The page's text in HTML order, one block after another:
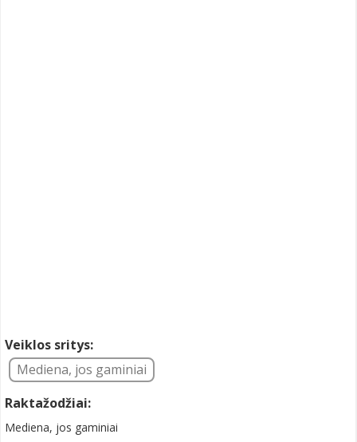
Veiklos sritys:
Mediena, jos gaminiai
Raktažodžiai:
Mediena, jos gaminiai